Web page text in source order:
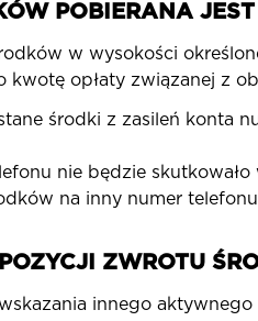
POBIERANA JEST
w wysokości
opłaty związanej z
środki z zasileń konta
nie będzie skutkowało
na inny numer
ZWROTU
innego